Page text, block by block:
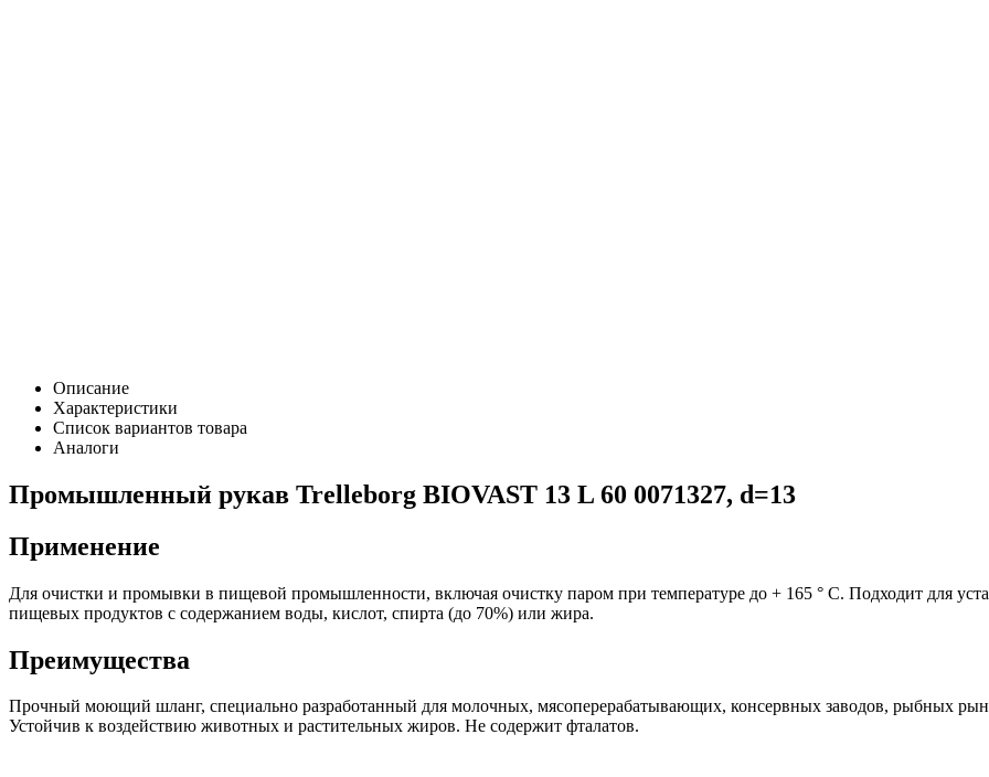
Описание
Характеристики
Список вариантов товара
Аналоги
Промышленный рукав Trelleborg BIOVAST 13 L 60 0071327, d=13
Применение
Для очистки и промывки в пищевой промышленности, включая очистку паром при температуре до + 165 ° C. Подходит для
пищевых продуктов с содержанием воды, кислот, спирта (до 70%) или жира.
Преимущества
Прочный моющий шланг, специально разработанный для молочных, мясоперерабатывающих, консервных заводов, рыбных
Устойчив к воздействию животных и растительных жиров. Не содержит фталатов.